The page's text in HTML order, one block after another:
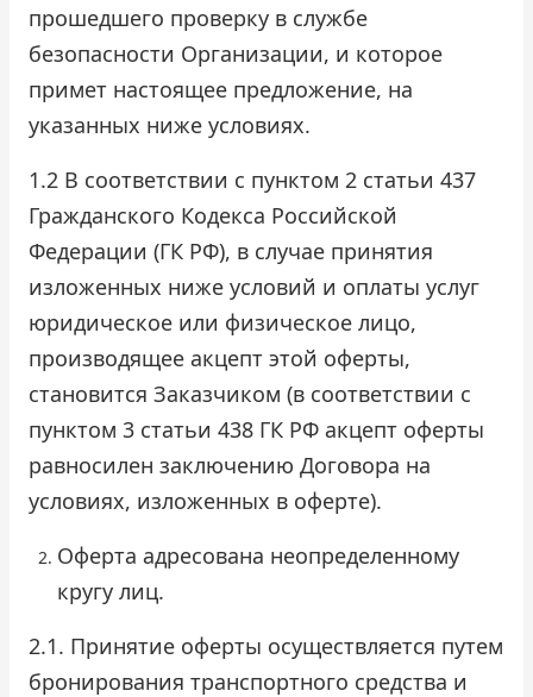
Обратный звонок
прошедшего проверку в службе
безопасности Организации, и которое
примет настоящее предложение, на
указанных ниже условиях.
1.2 В соответствии с пунктом 2 статьи 437
Гражданского Кодекса Российской
Федерации (ГК РФ), в случае принятия
изложенных ниже условий и оплаты услуг
юридическое или физическое лицо,
производящее акцепт этой оферты,
становится Заказчиком (в соответствии с
пунктом 3 статьи 438 ГК РФ акцепт оферты
равносилен заключению Договора на
условиях, изложенных в оферте).
Оферта адресована неопределенному
кругу лиц.
2.1. Принятие оферты осуществляется путем
бронирования транспортного средства и